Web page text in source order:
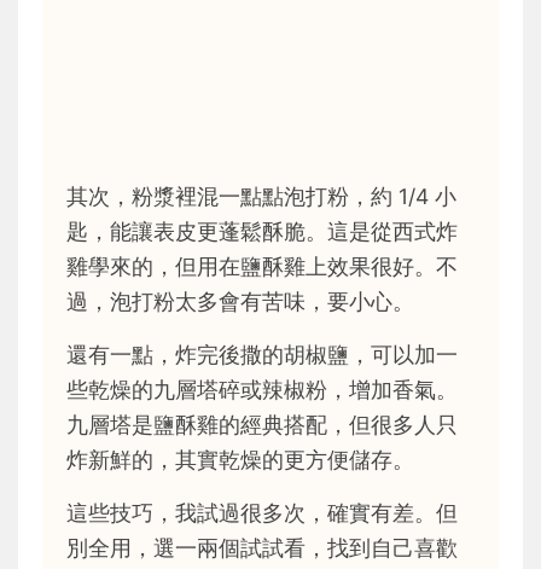
其次，粉漿裡混一點點泡打粉，約 1/4 小
匙，能讓表皮更蓬鬆酥脆。這是從西式炸
雞學來的，但用在鹽酥雞上效果很好。不
過，泡打粉太多會有苦味，要小心。
還有一點，炸完後撒的胡椒鹽，可以加一
些乾燥的九層塔碎或辣椒粉，增加香氣。
九層塔是鹽酥雞的經典搭配，但很多人只
炸新鮮的，其實乾燥的更方便儲存。
這些技巧，我試過很多次，確實有差。但
別全用，選一兩個試試看，找到自己喜歡